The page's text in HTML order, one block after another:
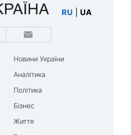
RU UA
Новини України
Аналітика
Політика
Бізнес
Життя